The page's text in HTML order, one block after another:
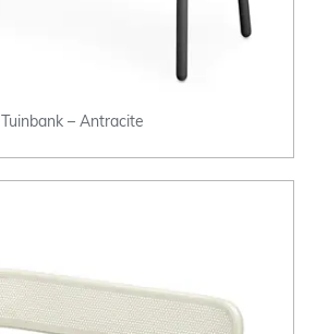
Tuinbank – Antracite